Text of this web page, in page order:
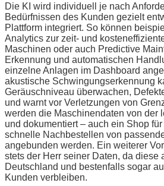
Die KI wird individuell je nach
Bedürfnissen des Kunden gezielt
Plattform integriert. So können
Analytics zur zeit- und
Maschinen oder auch Predictive
Erkennung und automatischen
einzelne Anlagen im Dashboard
akustische Schwingungserkennung
Geräuschniveau überwachen,
und warnt vor Verletzungen von
werden die Maschinendaten von der
und dokumentiert – auch ein Shop
schnelle Nachbestellen von
angebunden werden. Ein weiterer
stets der Herr seiner Daten, da diese
Deutschland und bestenfalls sogar
Kunden verbleiben.